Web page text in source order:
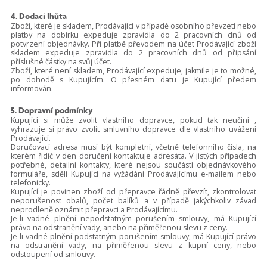
4. Dodací lhůta
Zboží, které je skladem, Prodávající v případě osobního převzetí nebo
platby na dobírku expeduje zpravidla do 2 pracovních dnů od
potvrzení objednávky. Při platbě převodem na účet Prodávající zboží
skladem expeduje zpravidla do 2 pracovních dnů od připsání
příslušné částky na svůj účet.
Zboží, které není skladem, Prodávající expeduje, jakmile je to možné,
po dohodě s Kupujícím. O přesném datu je Kupující předem
informován.
5. Dopravní podmínky
Kupující si může zvolit vlastního dopravce, pokud tak neučiní ,
vyhrazuje si právo zvolit smluvního dopravce dle vlastního uvážení
Prodávající.
Doručovací adresa musí být kompletní, včetně telefonního čísla, na
kterém řidič v den doručení kontaktuje adresáta. V jistých případech
potřebné, detailní kontakty, které nejsou součástí objednávkového
formuláře, sdělí Kupující na vyžádání Prodávájícímu e-mailem nebo
telefonicky.
Kupující je povinen zboží od přepravce řádně převzít, zkontrolovat
neporušenost obalů, počet balíků a v případě jakýchkoliv závad
neprodleně oznámit přepravci a Prodávajícímu.
Je-li vadné plnění nepodstatným porušením smlouvy, má Kupující
právo na odstranění vady, anebo na přiměřenou slevu z ceny.
Je-li vadné plnění podstatným porušením smlouvy, má Kupující právo
na odstranění vady, na přiměřenou slevu z kupní ceny, nebo
odstoupení od smlouvy.